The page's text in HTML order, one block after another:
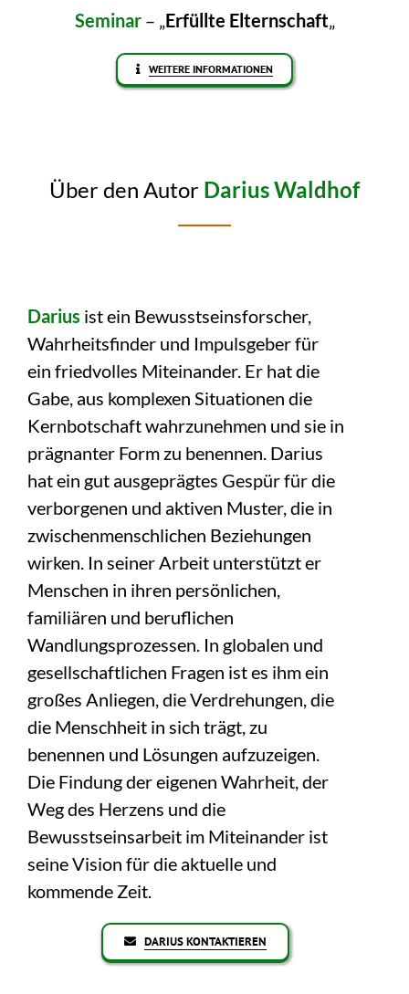
Seminar– „Erfüllte Elternschaft„
WEITERE INFORMATIONEN
Über den Autor Darius Waldhof
Darius ist ein Bewusstseinsforscher,
Wahrheitsfinder und Impulsgeber für
ein friedvolles Miteinander. Er hat die
Gabe, aus komplexen Situationen die
Kernbotschaft wahrzunehmen und sie in
prägnanter Form zu benennen. Darius
hat ein gut ausgeprägtes Gespür für die
verborgenen und aktiven Muster, die in
zwischenmenschlichen Beziehungen
wirken. In seiner Arbeit unterstützt er
Menschen in ihren persönlichen,
familiären und beruflichen
Wandlungsprozessen. In globalen und
gesellschaftlichen Fragen ist es ihm ein
großes Anliegen, die Verdrehungen, die
die Menschheit in sich trägt, zu
benennen und Lösungen aufzuzeigen.
Die Findung der eigenen Wahrheit, der
Weg des Herzens und die
Bewusstseinsarbeit im Miteinander ist
seine Vision für die aktuelle und
kommende Zeit.
DARIUS KONTAKTIEREN